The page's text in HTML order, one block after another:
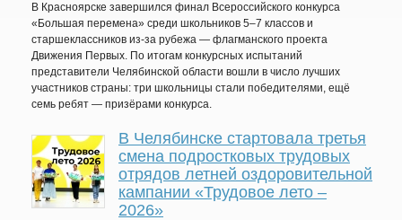
В Красноярске завершился финал Всероссийского конкурса
«Большая перемена» среди школьников 5–7 классов и
старшеклассников из-за рубежа — флагманского проекта
Движения Первых. По итогам конкурсных испытаний
представители Челябинской области вошли в число лучших
участников страны: три школьницы стали победителями, ещё
семь ребят — призёрами конкурса.
В Челябинске стартовала третья
смена подростковых трудовых
отрядов летней оздоровительной
кампании «Трудовое лето –
2026»